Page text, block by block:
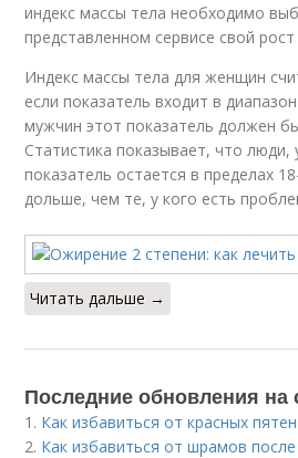
индекс массы тела необходимо
представленном сервисе свой рост
Индекс массы тела для женщин
если показатель входит в
мужчин этот показатель должен
Статистика показывает, что люди,
показатель остается в пределах
дольше, чем те, у кого есть
Читать дальше →
Последние обновления на
1. Как избавиться от красных
2. Как избавиться от шрамов